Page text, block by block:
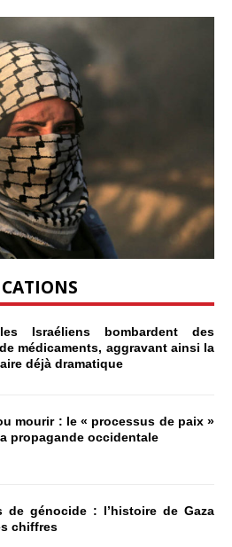
Israéliens bombardent des
médicaments, aggravant ainsi la
déjà dramatique
mourir : le « processus de paix »
propagande occidentale
de génocide : l’histoire de Gaza
chiffres